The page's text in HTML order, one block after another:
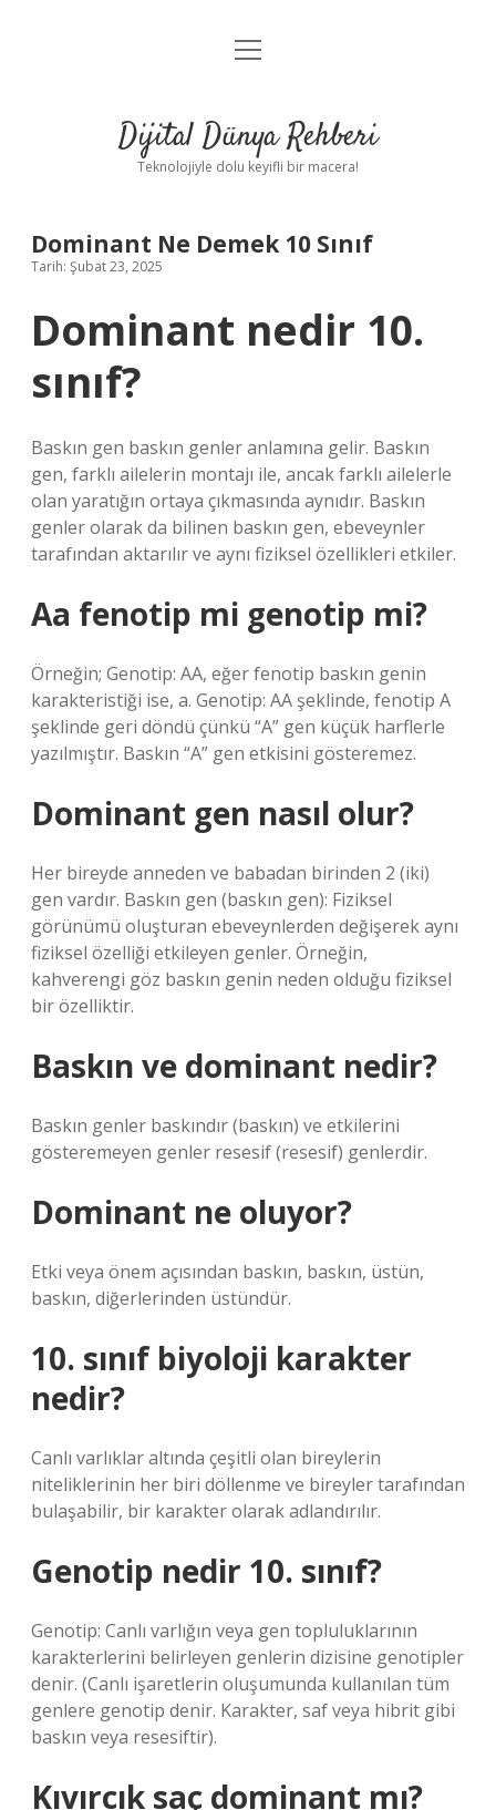
Anasayfa
Yasal Uyarı
menüyü
Dijital Dünya Rehberi
Teknolojiyle dolu keyifli bir macera!
Dominant Ne Demek 10 Sınıf
Tarih: Şubat 23, 2025
Dominant nedir 10.
sınıf?
Baskın gen baskın genler anlamına gelir. Baskın
gen, farklı ailelerin montajı ile, ancak farklı ailelerle
olan yaratığın ortaya çıkmasında aynıdır. Baskın
genler olarak da bilinen baskın gen, ebeveynler
tarafından aktarılır ve aynı fiziksel özellikleri etkiler.
Aa fenotip mi genotip mi?
Örneğin; Genotip: AA, eğer fenotip baskın genin
karakteristiği ise, a. Genotip: AA şeklinde, fenotip A
şeklinde geri döndü çünkü “A” gen küçük harflerle
yazılmıştır. Baskın “A” gen etkisini gösteremez.
Dominant gen nasıl olur?
Her bireyde anneden ve babadan birinden 2 (iki)
gen vardır. Baskın gen (baskın gen): Fiziksel
görünümü oluşturan ebeveynlerden değişerek aynı
fiziksel özelliği etkileyen genler. Örneğin,
kahverengi göz baskın genin neden olduğu fiziksel
bir özelliktir.
Baskın ve dominant nedir?
Baskın genler baskındır (baskın) ve etkilerini
gösteremeyen genler resesif (resesif) genlerdir.
Dominant ne oluyor?
Etki veya önem açısından baskın, baskın, üstün,
baskın, diğerlerinden üstündür.
10. sınıf biyoloji karakter
nedir?
Canlı varlıklar altında çeşitli olan bireylerin
niteliklerinin her biri döllenme ve bireyler tarafından
bulaşabilir, bir karakter olarak adlandırılır.
Genotip nedir 10. sınıf?
Genotip: Canlı varlığın veya gen topluluklarının
karakterlerini belirleyen genlerin dizisine genotipler
denir. (Canlı işaretlerin oluşumunda kullanılan tüm
genlere genotip denir. Karakter, saf veya hibrit gibi
baskın veya resesiftir).
Kıvırcık saç dominant mı?